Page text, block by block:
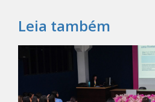
Leia também